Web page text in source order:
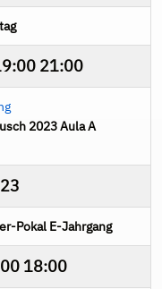
21:00
2023 Aula A
Pokal E-Jahrgang
18:00